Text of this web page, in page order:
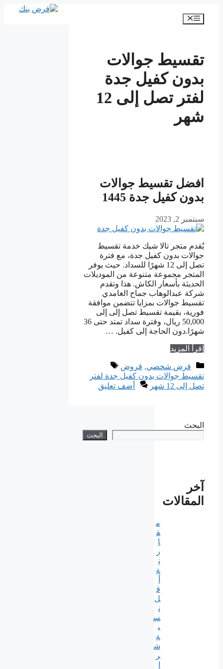
المحتوى
القائمة
تقسيط جوالات
بدون كفيل جدة
لفتر تصل إلى 12
شهر
افضل تقسيط جوالات
بدون كفيل جدة 1445
سبتمبر 2, 2023
يٌقدم متجر تالا شيك خدمة تقسيط
جوالات بدون كفيل جدة، مع فترة
تصل إلى 12 شهرًا للسداد. حيث يوفر
المتجر مجموعة متنوعة من الموديلات
الحديثة بأسعار الكاش. هذا وتقدم
شركة عبدالوهاب جماح الغامدي
تقسيط جوالات بمزايا تتضمن موافقة
فورية، بقيمة تقسيط تصل إلى إلى
50,000 ريال، وفترة سداد تمتد حتى 36
شهرًا.دون الحاجة إلى كفيل. …
إقرأ المزيد
التصنيفات
قرض شخصي, قروض
تقسيط جوالات بدون كفيل جدة لفتر
تصل إلى 12 شهر
أضف تعليق
البحث
البحث
آخر
المقالات
م
ق
ا
ر
ن
ة
ق
ل
ن
س
ب
ة
ش
ر